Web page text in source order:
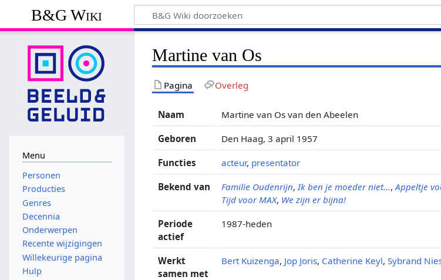
B&G Wiki
Martine van Os
Pagina Overleg
Naam Martine van Os van den Abeelen
Geboren Den Haag, 3 april 1957
Functies acteur, presentator
Bekend van Familie Oudenrijn, Ik ben je moeder niet...,Appeltje
Tijd voor MAX, We zijn er bijna!
Periode
actief
1987-heden
Werkt
samen met
Bert Kuizenga, Jop Joris, Catherine Keyl,Sybrand
Menu
Personen
Producties
Genres
Decennia
Onderwerpen
Recente wijzigingen
Willekeurige pagina
Hulp